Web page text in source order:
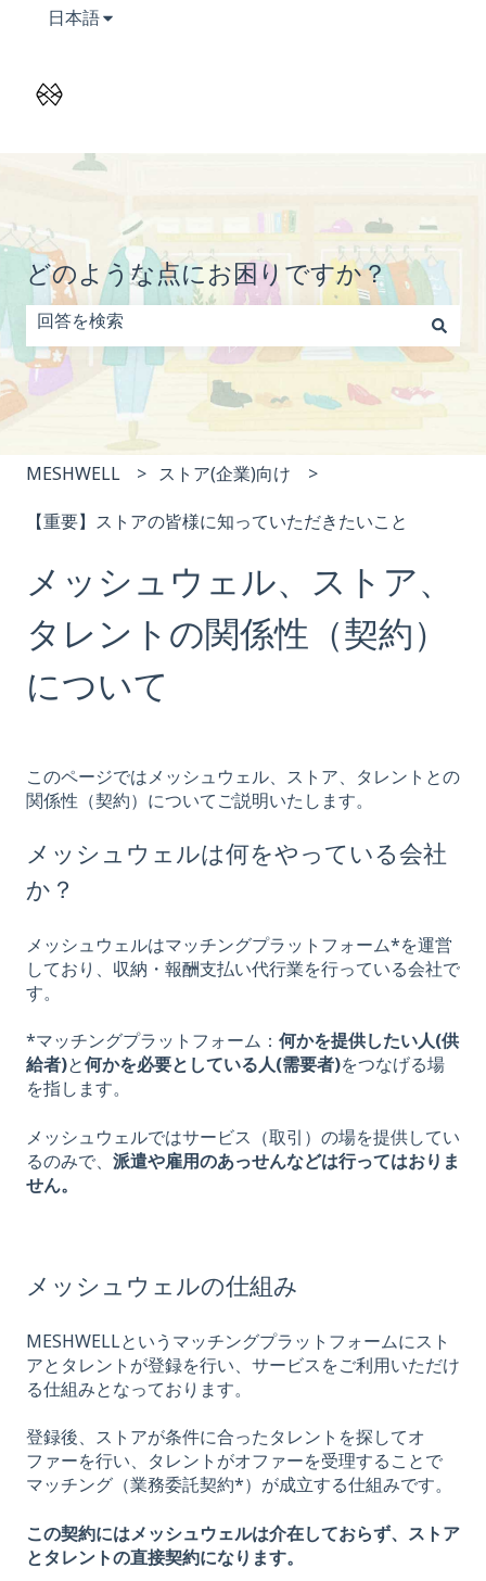
日本語翻訳のサブメニューを表示
どのような点にお困りですか？
検索フィールドが空なので、候補はありません。
MESHWELL
ストア(企業)向け
【重要】ストアの皆様に知っていただきたいこと
メッシュウェル、ストア、
タレントの関係性（契約）
について
このページではメッシュウェル、ストア、タレントとの
関係性（契約）についてご説明いたします。
メッシュウェルは何をやっている会社
か？
メッシュウェルはマッチングプラットフォーム*を運営
しており、収納・報酬支払い代行業を行っている会社で
す。
*マッチングプラットフォーム： 何かを提供したい人(供
給者)と何かを必要としている人(需要者)をつなげる場
を指します。
メッシュウェルではサービス（取引）の場を提供してい
るのみで、 派遣や雇用のあっせんなどは行ってはおりま
せん。
メッシュウェルの仕組み
MESHWELLというマッチングプラットフォームにスト
アとタレントが登録を行い、サービスをご利用いただけ
る仕組みとなっております。
登録後、ストアが条件に合ったタレントを探してオ
ファーを行い、タレントがオファーを受理することで
マッチング（業務委託契約*）が成立する仕組みです。
この契約にはメッシュウェルは介在しておらず、ストア
とタレントの直接契約になります。